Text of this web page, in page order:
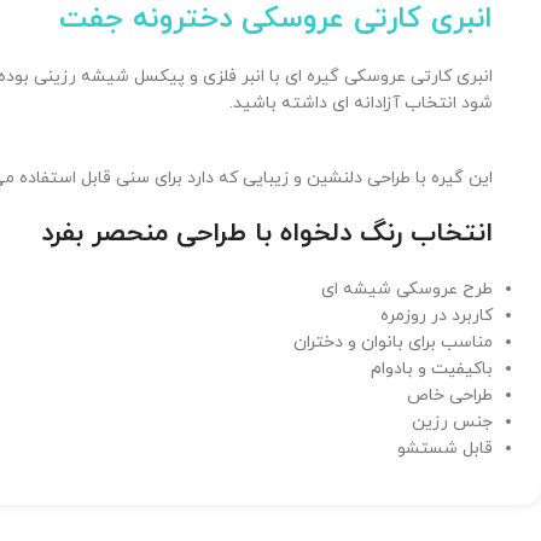
انبری کارتی عروسکی دخترونه جفت
انبری کارتی عروسکی گیره ای با انبر فلزی و پیکسل شیشه رزینی
شود انتخاب آزادانه ای داشته باشید.
این گیره با طراحی دلنشین و زیبایی که دارد برای سنی قابل
انتخاب رنگ دلخواه با طراحی منحصر بفرد
طرح عروسکی شیشه ای
کاربرد در روزمره
مناسب برای بانوان و دختران
باکیفیت و بادوام
طراحی خاص
جنس رزین
قابل شستشو